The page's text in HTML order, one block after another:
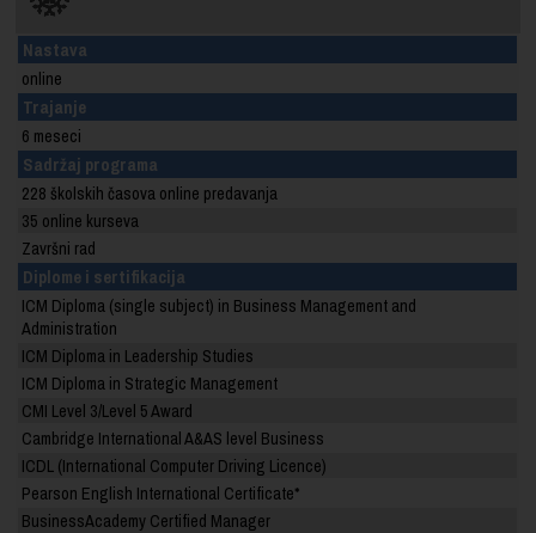
Nastava
online
Trajanje
6 meseci
Sadržaj programa
228 školskih časova online predavanja
35 online kurseva
Završni rad
Diplome i sertifikacija
ICM Diploma (single subject) in Business Management and
Administration
ICM Diploma in Leadership Studies
ICM Diploma in Strategic Management
CMI Level 3/Level 5 Award
Cambridge International A&AS level Business
ICDL (International Computer Driving Licence)
Pearson English International Certificate*
BusinessAcademy Certified Manager